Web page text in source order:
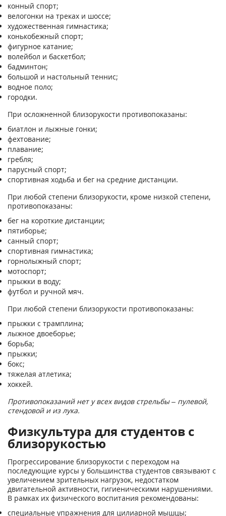
конный спорт;
велогонки на треках и шоссе;
художественная гимнастика;
конькобежный спорт;
фигурное катание;
волейбол и баскетбол;
бадминтон;
большой и настольный теннис;
водное поло;
городки.
При осложненной близорукости противопоказаны:
биатлон и лыжные гонки;
фехтование;
плавание;
гребля;
парусный спорт;
спортивная ходьба и бег на средние дистанции.
При любой степени близорукости, кроме низкой степени,
противопоказаны:
бег на короткие дистанции;
пятиборье;
санный спорт;
спортивная гимнастика;
горнолыжный спорт;
мотоспорт;
прыжки в воду;
футбол и ручной мяч.
При любой степени близорукости противопоказаны:
прыжки с трамплина;
лыжное двоеборье;
борьба;
прыжки;
бокс;
тяжелая атлетика;
хоккей.
Противопоказаний нет у всех видов стрельбы – пулевой,
стендовой и из лука.
Физкультура для студентов с
близорукостью
Прогрессирование близорукости с переходом на
последующие курсы у большинства студентов связывают с
увеличением зрительных нагрузок, недостатком
двигательной активности, гигиеническими нарушениями.
В рамках их физического воспитания рекомендованы:
специальные упражнения для цилиарной мышцы;